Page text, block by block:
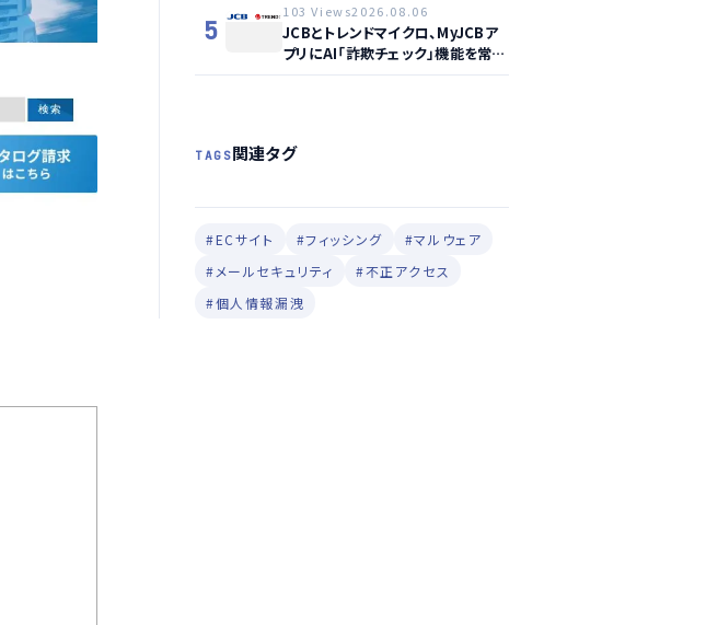
5
103 Views2026.08.06
JCBとトレンドマイクロ、MyJCBア
プリにAI「詐欺チェック」機能を常設
し不正対策を強化
TAGS関連タグ
#ECサイト #フィッシング
#マルウェア
#メールセキュリティ
#不正アクセス
#個人情報漏洩